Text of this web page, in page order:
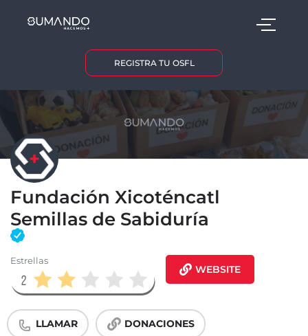
REGISTRA TU OSFL
Fundación Xicoténcatl
Semillas de Sabiduría
Estrellas
WEBSITE
LLAMAR DONACIONES